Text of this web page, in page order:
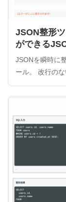
JSON整形
ができる
JSONを瞬時に
ール。 改行の
し、構文エラー
ます。ブラウザ